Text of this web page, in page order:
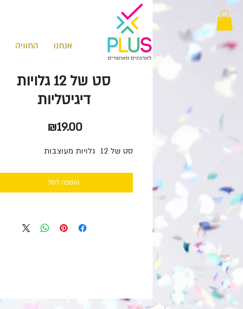
אנחנו החוויה
סט של 12 גלויות
דיגיטליות
₪19.00
סט של 12 גלויות מעוצבות
הוספה לסל